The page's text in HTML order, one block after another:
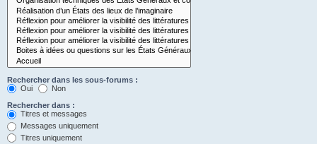
Rechercher dans les sous-forums :
Oui
Non
Rechercher dans :
Titres et messages
Messages uniquement
Titres uniquement